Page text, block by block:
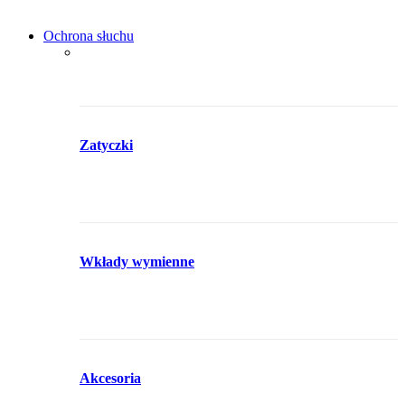
Ochrona słuchu
Zatyczki
Wkłady wymienne
Akcesoria